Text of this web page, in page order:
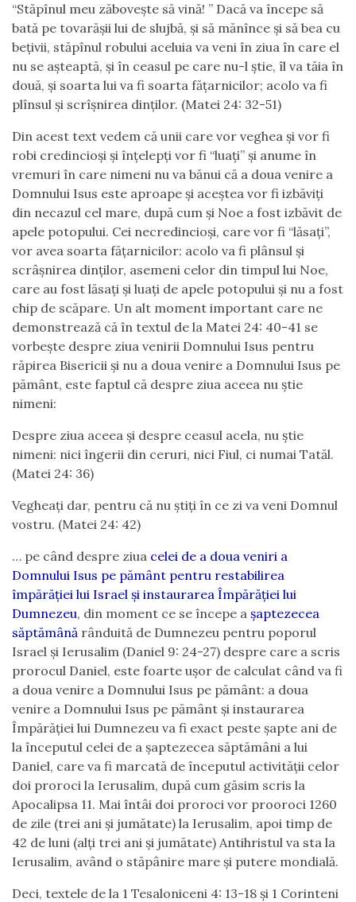
“Stăpînul meu zăboveşte să vină! ” Dacă va începe să
bată pe tovarăşii lui de slujbă, şi să mănînce şi să bea cu
beţivii, stăpînul robului aceluia va veni în ziua în care el
nu se aşteaptă, şi în ceasul pe care nu-l ştie, îl va tăia în
două, şi soarta lui va fi soarta făţarnicilor; acolo va fi
plînsul şi scrîşnirea dinţilor. (Matei 24: 32-51)
Din acest text vedem că unii care vor veghea și vor fi
robi credincioși și înțelepți vor fi “luați” și anume în
vremuri în care nimeni nu va bănui că a doua venire a
Domnului Isus este aproape și aceștea vor fi izbăviți
din necazul cel mare, după cum și Noe a fost izbăvit de
apele potopului. Cei necredincioși, care vor fi “lăsați”,
vor avea soarta fățarnicilor: acolo va fi plânsul și
scrâșnirea dinților, asemeni celor din timpul lui Noe,
care au fost lăsați și luați de apele potopului și nu a fost
chip de scăpare. Un alt moment important care ne
demonstrează că în textul de la Matei 24: 40-41 se
vorbește despre ziua venirii Domnului Isus pentru
răpirea Bisericii și nu a doua venire a Domnului Isus pe
pământ, este faptul că despre ziua aceea nu știe
nimeni:
Despre ziua aceea şi despre ceasul acela, nu ştie
nimeni: nici îngerii din ceruri, nici Fiul, ci numai Tatăl.
(Matei 24: 36)
Vegheaţi dar, pentru că nu ştiţi în ce zi va veni Domnul
vostru. (Matei 24: 42)
… pe când despre ziua celei de a doua veniri a
Domnului Isus pe pământ pentru restabilirea
împărăției lui Israel și instaurarea Împărăției lui
Dumnezeu, din moment ce se începe a șaptezecea
săptămână rânduită de Dumnezeu pentru poporul
Israel și Ierusalim (Daniel 9: 24-27) despre care a scris
prorocul Daniel, este foarte ușor de calculat când va fi
a doua venire a Domnului Isus pe pământ: a doua
venire a Domnului Isus pe pământ și instaurarea
Împărăției lui Dumnezeu va fi exact peste șapte ani de
la începutul celei de a șaptezecea săptămâni a lui
Daniel, care va fi marcată de începutul activității celor
doi proroci la Ierusalim, după cum găsim scris la
Apocalipsa 11. Mai întâi doi proroci vor prooroci 1260
de zile (trei ani și jumătate) la Ierusalim, apoi timp de
42 de luni (alți trei ani și jumătate) Antihristul va sta la
Ierusalim, având o stăpânire mare și putere mondială.
Deci, textele de la 1 Tesaloniceni 4: 13-18 și 1 Corinteni